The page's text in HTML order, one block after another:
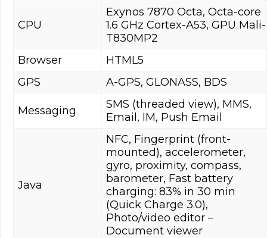
CPU
Exynos 7870 Octa, Octa-core
1.6 GHz Cortex-A53, GPU Mali-
T830MP2
Browser
HTML5
GPS
A-GPS, GLONASS, BDS
Messaging
SMS (threaded view), MMS,
Email, IM, Push Email
Java
NFC, Fingerprint (front-
mounted), accelerometer,
gyro, proximity, compass,
barometer, Fast battery
charging: 83% in 30 min
(Quick Charge 3.0),
Photo/video editor –
Document viewer